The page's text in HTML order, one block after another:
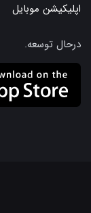
اپلیکیشن موبایل
درحال توسعه.